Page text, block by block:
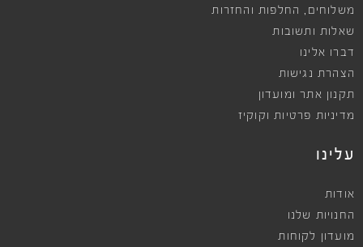
משלוחים , החלפות והחזרות
שאלות ותשובות
דברו אלינו
הצהרת נגישות
תקנון אתר ומועדון
מדיניות פרטיות וקוקיז
עלינו
אודות
החנויות שלנו
מועדון לקוחות